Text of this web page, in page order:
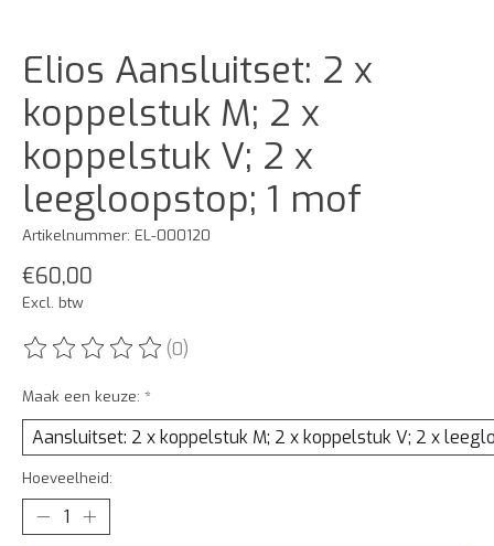
Elios Aansluitset: 2 x
koppelstuk M; 2 x
koppelstuk V; 2 x
leegloopstop; 1 mof
Artikelnummer: EL-000120
€60,00
Excl. btw
De beoordeling van dit product is
(0)
Maak een keuze: *
Hoeveelheid: